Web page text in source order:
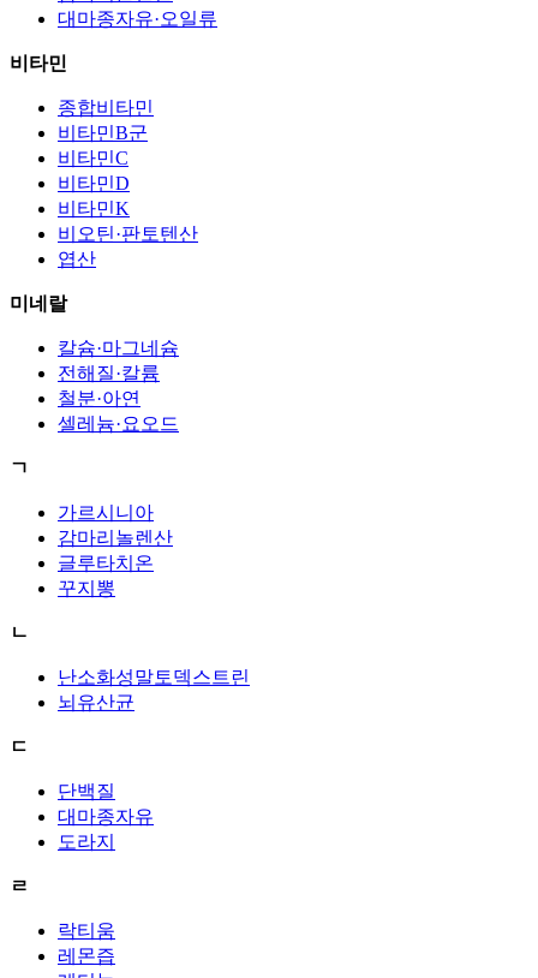
대마종자유·오일류
비타민
종합비타민
비타민B군
비타민C
비타민D
비타민K
비오틴·판토텐산
엽산
미네랄
칼슘·마그네슘
전해질·칼륨
철분·아연
셀레늄·요오드
ㄱ
가르시니아
감마리놀렌산
글루타치온
꾸지뽕
ㄴ
난소화성말토덱스트린
뇌유산균
ㄷ
단백질
대마종자유
도라지
ㄹ
락티움
레몬즙